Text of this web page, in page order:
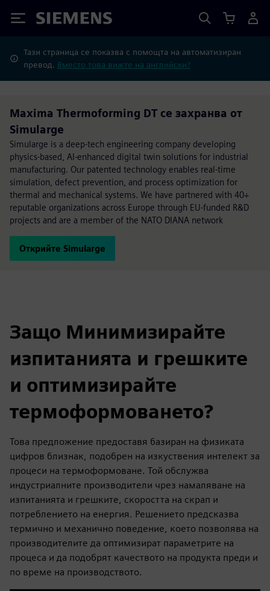
Siemens
Тази страница се показва с помощта на автоматизиран
превод. Вместо това вижте на английски?
Maxima Thermoforming DT се захранва от
Simularge
Simularge is a deep-tech engineering company developing
physics-based, AI-enhanced digital twin solutions for industrial
manufacturing. Our patented technology enables real-time
simulation, defect prevention, and process optimization for
thermal and mechanical systems. We have partnered with 40+
reputable organizations across Europe through EU-funded R&D
projects and are a member of the NATO DIANA network
Открийте Simularge
Защо Минимизирайте
изпитанията и грешките
и оптимизирайте
термоформоването?
Това предложение предоставя базиран на физиката
цифров близнак, подобрен на изкуствения интелект за
процеси на термоформоване. Той обслужва
индустриалните производители чрез намаляване на
изпитанията и грешките, скоростта на скрап и
потреблението на енергия. Решението предсказва
термично и механично поведение, което позволява на
производителите да оптимизират параметрите на
процеса и да подобрят качеството на продукта преди и
по време на производството.